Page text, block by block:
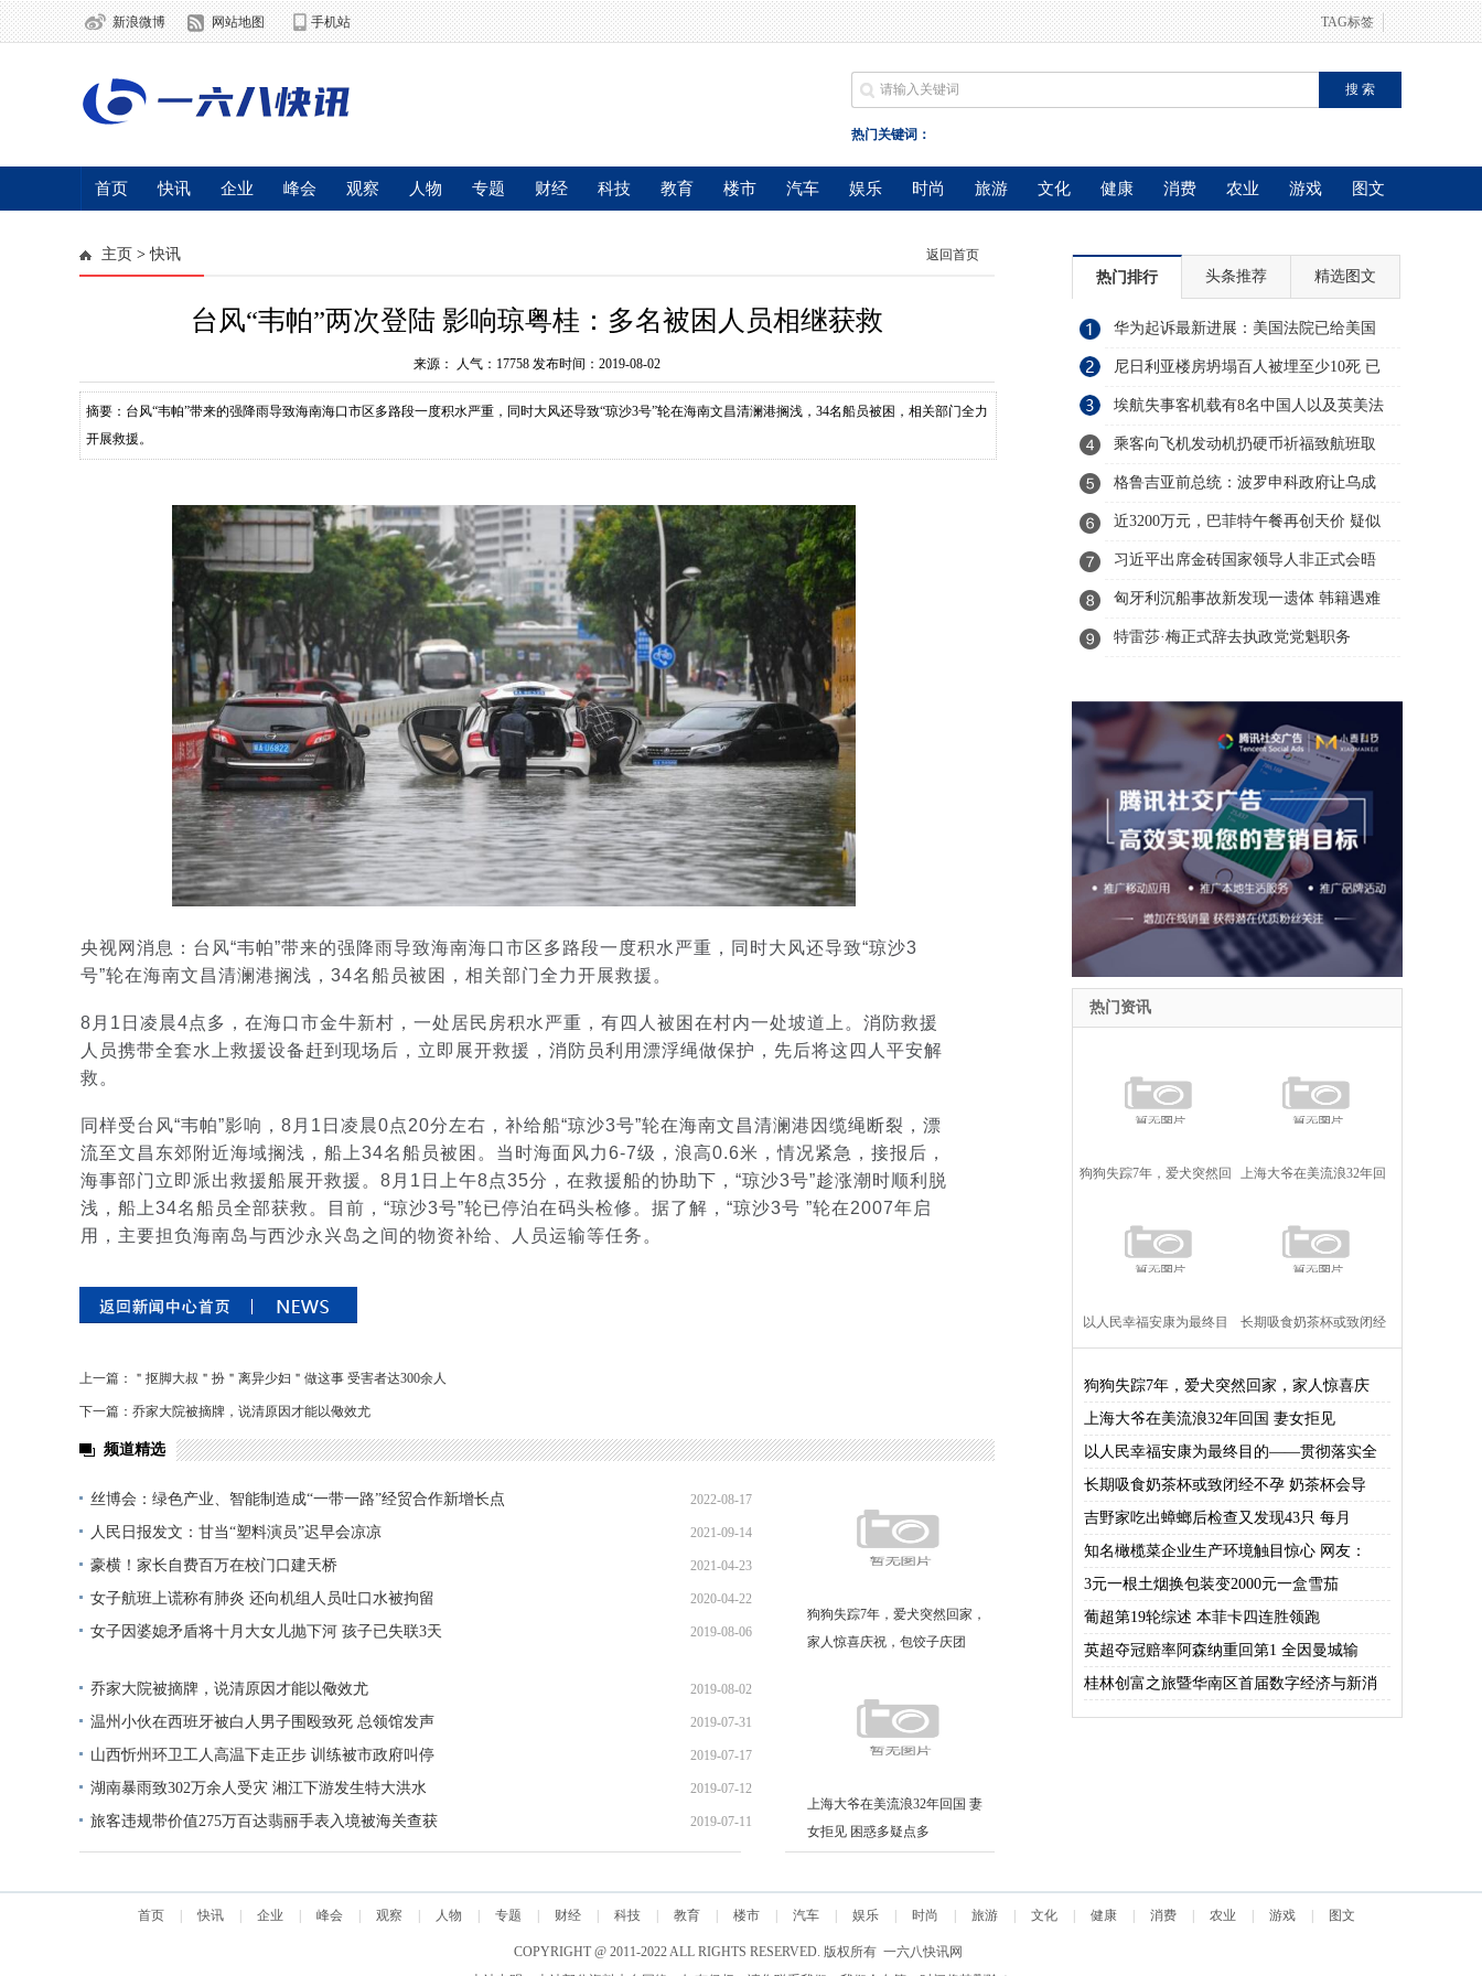
新浪微博 网站地图 手机站 TAG标签
热门关键词：
首页 快讯 企业 峰会 观察 人物 专题 财经 科技 教育 楼市 汽车 娱乐 时尚 旅游 文化 健康 消费 农业 游戏 图文
主页 >快讯 返回首页
台风“韦帕”两次登陆 影响琼粤桂：多名被困人员相继获救
来源： 人气： 17758 发布时间：2019-08-02
摘要：台风“韦帕”带来的强降雨导致海南海口市区多路段一度积水严重，同时大风还导致“琼沙3号”轮在海南文昌清澜港搁浅，34名船员被困，相关部门全力
开展救援。
央视网消息：台风“韦帕”带来的强降雨导致海南海口市区多路段一度积水严重，同时大风还导致“琼沙3
号”轮在海南文昌清澜港搁浅，34名船员被困，相关部门全力开展救援。
8月1日凌晨4点多，在海口市金牛新村，一处居民房积水严重，有四人被困在村内一处坡道上。消防救援
人员携带全套水上救援设备赶到现场后，立即展开救援，消防员利用漂浮绳做保护，先后将这四人平安解
救。
同样受台风“韦帕”影响，8月1日凌晨0点20分左右，补给船“琼沙3号”轮在海南文昌清澜港因缆绳断裂，漂
流至文昌东郊附近海域搁浅，船上34名船员被困。当时海面风力6-7级，浪高0.6米，情况紧急，接报后，
海事部门立即派出救援船展开救援。8月1日上午8点35分，在救援船的协助下，“琼沙3号”趁涨潮时顺利脱
浅，船上34名船员全部获救。目前，“琼沙3号”轮已停泊在码头检修。据了解，“琼沙3号 ”轮在2007年启
用，主要担负海南岛与西沙永兴岛之间的物资补给、人员运输等任务。
上一篇：＂抠脚大叔＂扮＂离异少妇＂做这事 受害者达300余人
下一篇：乔家大院被摘牌，说清原因才能以儆效尤
频道精选
丝博会：绿色产业、智能制造成“一带一路”经贸合作新增长点 2022-08-17
人民日报发文：甘当“塑料演员”迟早会凉凉 2021-09-14
豪横！家长自费百万在校门口建天桥 2021-04-23
女子航班上谎称有肺炎 还向机组人员吐口水被拘留 2020-04-22
女子因婆媳矛盾将十月大女儿抛下河 孩子已失联3天 2019-08-06
乔家大院被摘牌，说清原因才能以儆效尤 2019-08-02
温州小伙在西班牙被白人男子围殴致死 总领馆发声 2019-07-31
山西忻州环卫工人高温下走正步 训练被市政府叫停 2019-07-17
湖南暴雨致302万余人受灾 湘江下游发生特大洪水 2019-07-12
旅客违规带价值275万百达翡丽手表入境被海关查获 2019-07-11
狗狗失踪7年，爱犬突然回家，
家人惊喜庆祝，包饺子庆团
上海大爷在美流浪32年回国 妻
女拒见 困惑多疑点多
热门排行 头条推荐 精选图文
华为起诉最新进展：美国法院已给美国
政府发传票
尼日利亚楼房坍塌百人被埋至少10死 已
约40人获救
埃航失事客机载有8名中国人以及英美法
加多国乘客
乘客向飞机发动机扔硬币祈福致航班取
消 赔款5万
格鲁吉亚前总统：波罗申科政府让乌成
欧洲最穷国家
近3200万元，巴菲特午餐再创天价 疑似
中国商人孙宇晨拍下
习近平出席金砖国家领导人非正式会晤
匈牙利沉船事故新发现一遗体 韩籍遇难
者增至19人
特雷莎·梅正式辞去执政党党魁职务
热门资讯
狗狗失踪7年，爱犬突然回
家，家人惊喜庆祝，包饺
子庆团圆！
上海大爷在美流浪32年回
国 妻女拒见 困惑多疑点多
以人民幸福安康为最终目
精神综述之一
长期吸食奶茶杯或致闭经
狗狗失踪7年，爱犬突然回家，家人惊喜庆
上海大爷在美流浪32年回国 妻女拒见
以人民幸福安康为最终目的——贯彻落实全
长期吸食奶茶杯或致闭经不孕 奶茶杯会导
吉野家吃出蟑螂后检查又发现43只 每月
知名橄榄菜企业生产环境触目惊心 网友：
3元一根土烟换包装变2000元一盒雪茄
葡超第19轮综述 本菲卡四连胜领跑
英超夺冠赔率阿森纳重回第1 全因曼城输
桂林创富之旅暨华南区首届数字经济与新消
首页 快讯 企业 峰会 观察 人物 专题 财经 科技 教育 楼市 汽车 娱乐 时尚 旅游 文化 健康 消费 农业 游戏 图文
COPYRIGHT @ 2011-2022 ALL RIGHTS RESERVED. 版权所有 一六八快讯网